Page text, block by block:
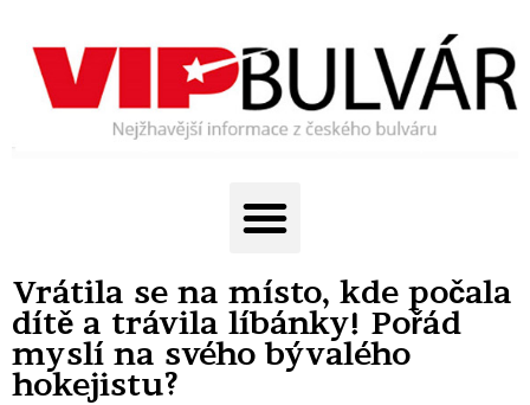
Vrátila se na místo, kde počala
dítě a trávila líbánky! Pořád
myslí na svého bývalého
hokejistu?